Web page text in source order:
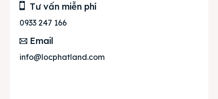
Tư vấn miễn phí
0933 247 166
Email
info@locphatland.com